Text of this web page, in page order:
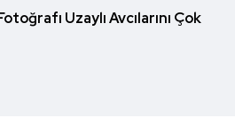
Uzaylı Avcılarını Çok